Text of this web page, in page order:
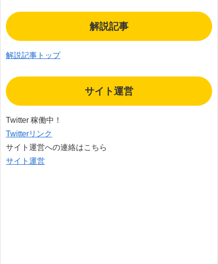
解説記事
解説記事トップ
サイト運営
Twitter 稼働中！
Twitterリンク
サイト運営への連絡はこちら
サイト運営